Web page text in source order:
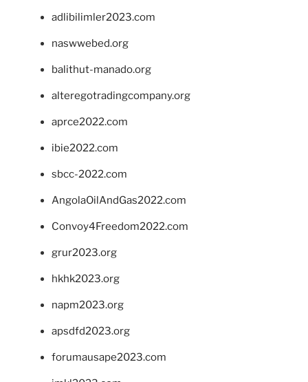
adlibilimler2023.com
naswwebed.org
balithut-manado.org
alteregotradingcompany.org
aprce2022.com
ibie2022.com
sbcc-2022.com
AngolaOilAndGas2022.com
Convoy4Freedom2022.com
grur2023.org
hkhk2023.org
napm2023.org
apsdfd2023.org
forumausape2023.com